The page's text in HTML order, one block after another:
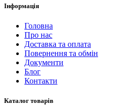
Інформація
Головна
Про нас
Доставка та оплата
Повернення та обмін
Документи
Блог
Контакти
Каталог товарів